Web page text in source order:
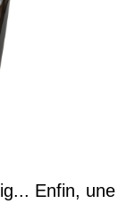
Enfin, une